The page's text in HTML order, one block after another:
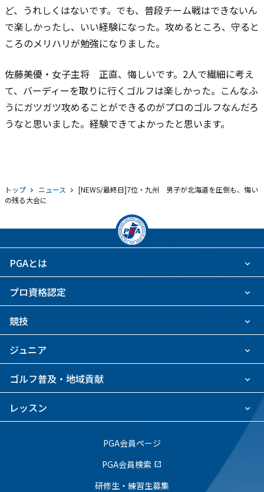
ど、うれしくはないです。でも、普段チーム戦はできないん
で楽しかったし、いい経験になった。攻めるところ、守ると
ころのメリハリが勉強になりました。
佐藤美優・女子主将 正直、悔しいです。2人で繊細に考え
て、バーディーを取りに行くゴルフは楽しかった。こんなふ
うにガツガツ攻めることができるのがプロのゴルフなんだろ
うなと思いました。経験できてよかったと思います。
トップ ニュース
[NEWS/最終日]7位・九州 男子が北海道を圧倒も、悔い
の残る大会に
PGAとは
プロ資格認定
競技
ジュニア
ゴルフ普及・地域貢献
レッスン
PGA会員ページ
PGA会員検索 open_in_new
研修生・練習生募集